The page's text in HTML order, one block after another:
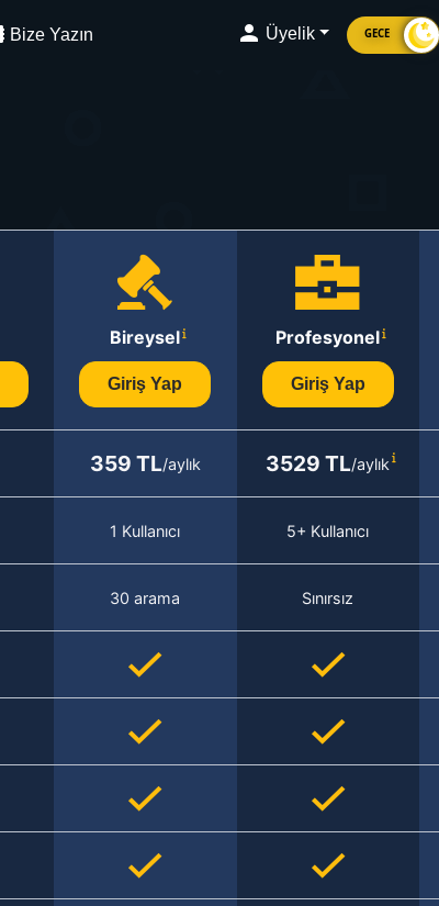
Bize Yazın Üyelik GECE
Bireysel
Giriş Yap
Profesyonel
Giriş Yap
359 TL/aylık 3529 TL/aylık
1 Kullanıcı 5+ Kullanıcı
30 arama Sınırsız